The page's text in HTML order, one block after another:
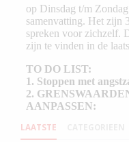
LAATSTE